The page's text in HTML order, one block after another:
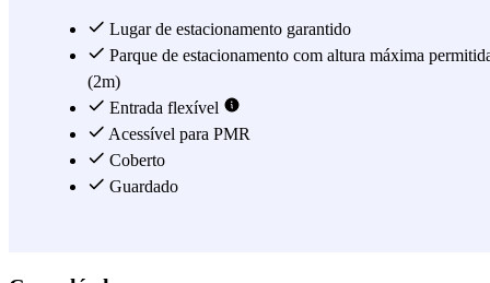
interés. ¿Que estas esperando? ¡Evita las molestias y el estrés de dar
vueltas y buscar aparcamiento y reserva con Parclick!
Lugar de estacionamento garantido
Parque de estacionamento com altura máxima
(2m)
Entrada flexível
Acessível para PMR
Coberto
Guardado